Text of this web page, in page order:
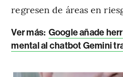
regresen de áreas en
Ver más: Google añade
mental al chatbot Gemini